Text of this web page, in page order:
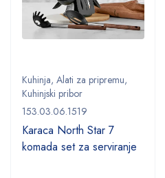
Kuhinja, Alati za pripremu,
Kuhinjski pribor
153.03.06.1519
Karaca North Star 7
komada set za serviranje